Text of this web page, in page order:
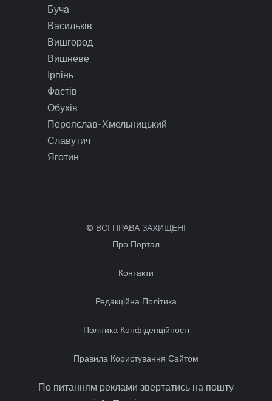
Буча
Васильків
Вишгород
Вишневе
Ірпінь
Фастів
Обухів
Переяслав-Хмельницький
Славутич
Яготин
© ВСІ ПРАВА ЗАХИЩЕНІ
Про Портал
Контакти
Редакційна Політика
Політика Конфіденційності
Правила Користування Сайтом
По питанням реклами звертатись на пошту